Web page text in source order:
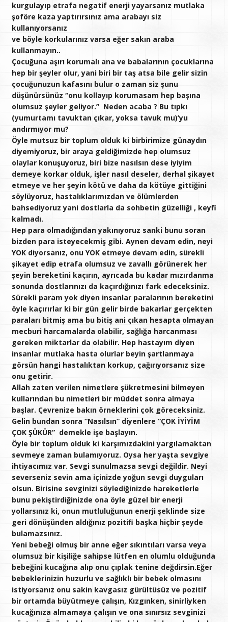
kurgulayıp etrafa negatif enerji yayarsanız mutlaka
şoföre kaza yaptırırsınız ama arabayı siz
kullanıyorsanız
ve böyle korkularınız varsa eğer sakın araba
kullanmayın..
Çocuğuna aşırı korumalı ana ve babalarının çocuklarına
hep bir şeyler olur, yani biri bir taş atsa bile gelir sizin
çocuğunuzun kafasını bulur o zaman siz şunu
düşünürsünüz “onu kollayıp korumasam hep başına
olumsuz şeyler geliyor.” Neden acaba ? Bu tıpkı
(yumurtamı tavuktan çıkar, yoksa tavuk mu)’yu
andırmıyor mu?
Öyle mutsuz bir toplum olduk ki birbirimize günaydın
diyemiyoruz, bir araya geldiğimizde hep olumsuz
olaylar konuşuyoruz, biri bize nasılsın dese iyiyim
demeye korkar olduk, işler nasıl deseler, derhal şikayet
etmeye ve her şeyin kötü ve daha da kötüye gittiğini
söylüyoruz, hastalıklarımızdan ve ölümlerden
bahsediyoruz yani dostlarla da sohbetin güzelliği , keyfi
kalmadı.
Hep para olmadığından yakınıyoruz sanki bunu soran
bizden para isteyecekmiş gibi. Aynen devam edin, neyi
YOK diyorsanız, onu YOK etmeye devam edin, sürekli
şikayet edip etrafa olumsuz ve zavallı görünerek her
şeyin bereketini kaçırın, ayrıcada bu kadar mızırdanma
sonunda dostlarınızı da kaçırdığınızı fark edeceksiniz.
Sürekli param yok diyen insanlar paralarının bereketini
öyle kaçırırlar ki bir gün gelir birde bakarlar gerçekten
paraları bitmiş ama bu bitiş ani çıkan hesapta olmayan
mecburi harcamalarda olabilir, sağlığa harcanması
gereken miktarlar da olabilir. Hep hastayım diyen
insanlar mutlaka hasta olurlar beyin şartlanmaya
görsün hangi hastalıktan korkup, çağırıyorsanız size
onu getirir.
Allah zaten verilen nimetlere şükretmesini bilmeyen
kullarından bu nimetleri bir müddet sonra almaya
başlar. Çevrenize bakın örneklerini çok göreceksiniz.
Gelin bundan sonra “Nasılsın” diyenlere “ÇOK İYİYİM
ÇOK ŞÜKÜR” demekle işe başlayın.
Öyle bir toplum olduk ki karşımızdakini yargılamaktan
sevmeye zaman bulamıyoruz. Oysa her yaşta sevgiye
ihtiyacımız var. Sevgi sunulmazsa sevgi değildir. Neyi
severseniz sevin ama içinizde yoğun sevgi duyguları
olsun. Birisine sevginizi söylediğinizde hareketlerle
bunu pekiştirdiğinizde ona öyle güzel bir enerji
yollarsınız ki, onun mutluluğunun enerji şeklinde size
geri dönüşünden aldığınız pozitifi başka hiçbir şeyde
bulamazsınız.
Yeni bebeği olmuş bir anne eğer sıkıntıları varsa veya
olumsuz bir kişiliğe sahipse lütfen en olumlu olduğunda
bebeğini kucağına alıp onu çıplak tenine değdirsin.Eğer
bebeklerinizin huzurlu ve sağlıklı bir bebek olmasını
istiyorsanız onu sakin kavgasız gürültüsüz ve pozitif
bir ortamda büyütmeye çalışın, Kızgınken, sinirliyken
kucağınıza almamaya çalışın ve ona sınırsız sevginizi